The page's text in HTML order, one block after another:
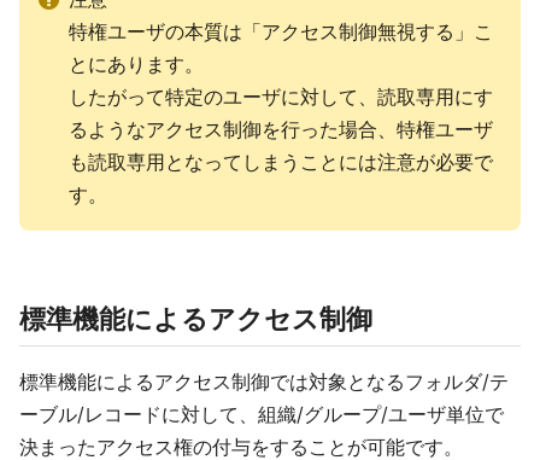
特権ユーザの本質は「アクセス制御無視する」こ
とにあります。
したがって特定のユーザに対して、読取専用にす
るようなアクセス制御を行った場合、特権ユーザ
も読取専用となってしまうことには注意が必要で
す。
標準機能によるアクセス制御
標準機能によるアクセス制御では対象となるフォルダ/テ
ーブル/レコードに対して、組織/グループ/ユーザ単位で
決まったアクセス権の付与をすることが可能です。